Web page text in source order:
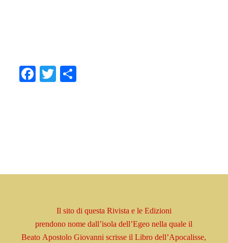
Facebook
TwitterCondividi
Il sito di questa Rivista e le Edizioni
prendononomedall’isola dell’Egeo nella quale il
Beato ApostoloGiovanni scrisse il Librodell’Apocalisse,